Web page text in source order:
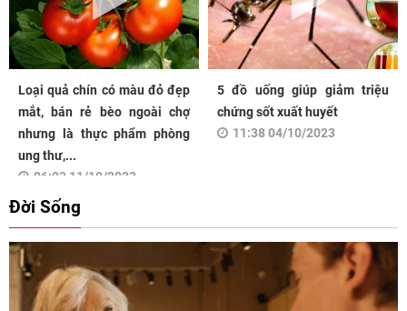
Loại quả chín có màu đỏ đẹp
mắt, bán rẻ bèo ngoài chợ
nhưng là thực phẩm phòng
ung thư,...
06:03 11/10/2023
5 đồ uống giúp giảm triệu
chứng sốt xuất huyết
11:38 04/10/2023
Đời Sống